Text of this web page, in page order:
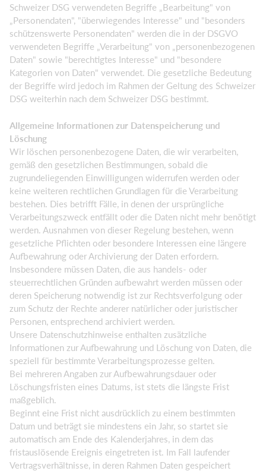
Schweizer DSG verwendeten Begriffe „Bearbeitung" von
„Personendaten", "überwiegendes Interesse" und "besonders
schützenswerte Personendaten" werden die in der DSGVO
verwendeten Begriffe „Verarbeitung" von „personenbezogenen
Daten" sowie "berechtigtes Interesse" und "besondere
Kategorien von Daten" verwendet. Die gesetzliche Bedeutung
der Begriffe wird jedoch im Rahmen der Geltung des Schweizer
DSG weiterhin nach dem Schweizer DSG bestimmt.
Allgemeine Informationen zur Datenspeicherung und
Löschung
Wir löschen personenbezogene Daten, die wir verarbeiten,
gemäß den gesetzlichen Bestimmungen, sobald die
zugrundeliegenden Einwilligungen widerrufen werden oder
keine weiteren rechtlichen Grundlagen für die Verarbeitung
bestehen. Dies betrifft Fälle, in denen der ursprüngliche
Verarbeitungszweck entfällt oder die Daten nicht mehr benötigt
werden. Ausnahmen von dieser Regelung bestehen, wenn
gesetzliche Pflichten oder besondere Interessen eine längere
Aufbewahrung oder Archivierung der Daten erfordern.
Insbesondere müssen Daten, die aus handels- oder
steuerrechtlichen Gründen aufbewahrt werden müssen oder
deren Speicherung notwendig ist zur Rechtsverfolgung oder
zum Schutz der Rechte anderer natürlicher oder juristischer
Personen, entsprechend archiviert werden.
Unsere Datenschutzhinweise enthalten zusätzliche
Informationen zur Aufbewahrung und Löschung von Daten, die
speziell für bestimmte Verarbeitungsprozesse gelten.
Bei mehreren Angaben zur Aufbewahrungsdauer oder
Löschungsfristen eines Datums, ist stets die längste Frist
maßgeblich.
Beginnt eine Frist nicht ausdrücklich zu einem bestimmten
Datum und beträgt sie mindestens ein Jahr, so startet sie
automatisch am Ende des Kalenderjahres, in dem das
fristauslösende Ereignis eingetreten ist. Im Fall laufender
Vertragsverhältnisse, in deren Rahmen Daten gespeichert